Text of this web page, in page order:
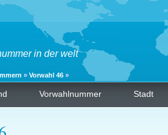
in der welt
» Vorwahl 46 »
Vorwahlnummer Stadt